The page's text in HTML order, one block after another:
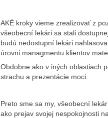
AKÉ kroky vieme zrealizovať z
všeobecní lekári sa stali
budú nedostupní lekári
úrovni managmentu klientov
Obdobne ako v iných oblastiach
strachu a prezentácie moci.
Preto sme sa my, všeobecní
ako prejav svojej nespokojnosti